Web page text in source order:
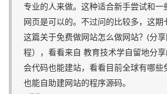
专业的人来做。这种适合新手尝试和一
网页是可以的。不过问的比较多，这期
这篇关于免费做网站怎么做网站？(分
程），看看来自 教育技术学自留地分
会代码也能建站，看看目前全球有哪些
也能自助建网站的程序源码。